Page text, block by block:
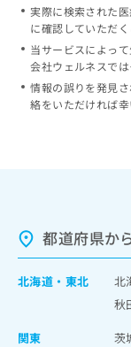
実際に検索された
に確認していただく
当サービスによっ
会社ウェルネスで
情報の誤りを発見
絡をいただければ幸
都道府県か
北海道 ・ 東北 北
秋
関東
茨